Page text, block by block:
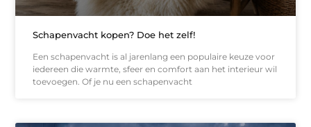
Schapenvacht kopen? Doe het zelf!
Een schapenvacht is al jarenlang een populaire keuze voor
iedereen die warmte, sfeer en comfort aan het interieur wil
toevoegen. Of je nu een schapenvacht